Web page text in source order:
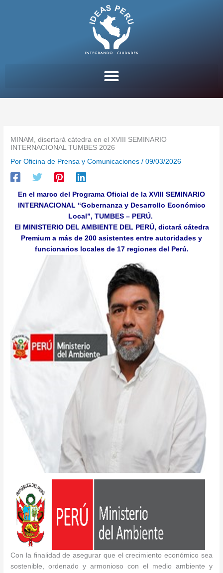
MINAM, disertará cátedra en el XVIII SEMINARIO
INTERNACIONAL TUMBES 2026
PorOficina de Prensa y Comunicaciones/09/03/2026
En el marco del Programa Oficial de la XVIII SEMINARIO
INTERNACIONAL “Gobernanza y Desarrollo Económico
Local”, TUMBES – PERÚ.
El MINISTERIO DEL AMBIENTE DEL PERÚ, dictará cátedra
Premium a más de 200 asistentes entre autoridades y
funcionarios locales de 17 regiones del Perú.
Con la finalidad de asegurar que el crecimiento económico sea
sostenible, ordenado y armonioso con el medio ambiente y